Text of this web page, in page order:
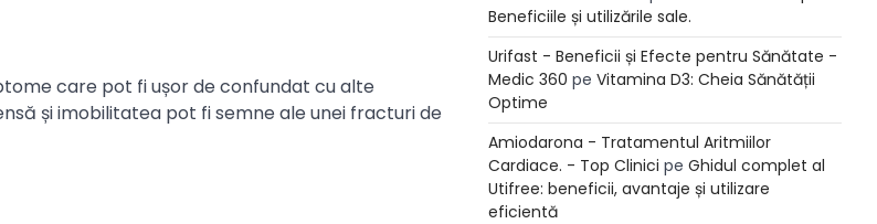
care pot fi ușor de confundat cu alte
și imobilitatea pot fi semne ale unei fracturi de
Beneficiile și utilizările sale.
Urifast - Beneficii și Efecte pentru Sănătate -
Medic 360 pe Vitamina D3: Cheia Sănătății
Optime
Amiodarona - Tratamentul Aritmiilor
Cardiace. - Top Clinici pe Ghidul complet al
Utifree: beneficii, avantaje și utilizare
eficientă